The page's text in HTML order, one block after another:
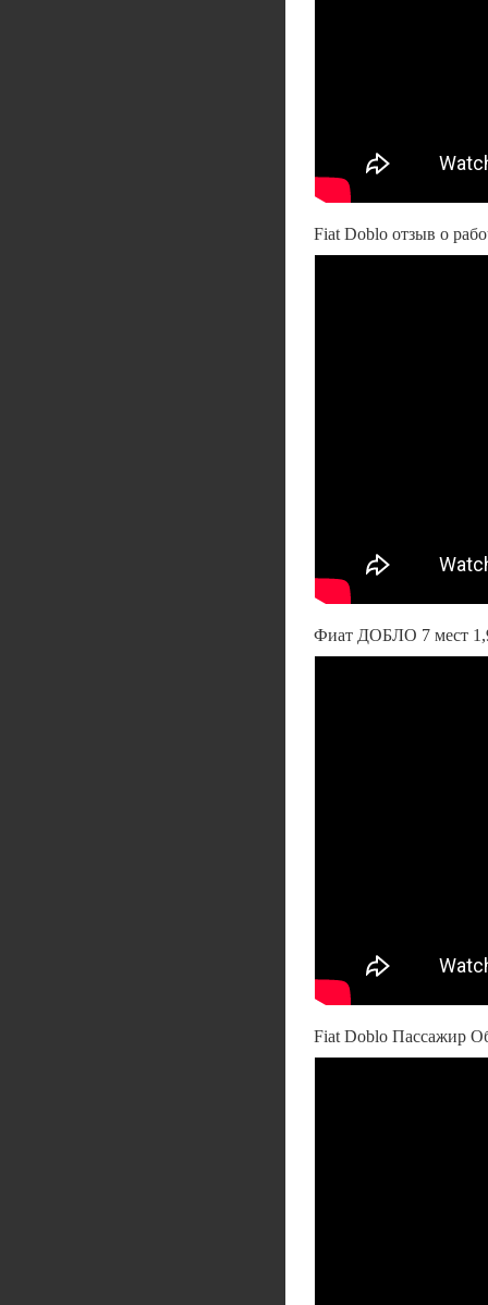
Fiat Doblo отзыв о
Фиат ДОБЛО 7 мест
Fiat Doblo Пассажир